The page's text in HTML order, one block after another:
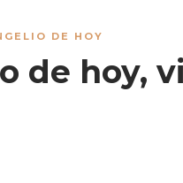
DE HOY
de hoy,